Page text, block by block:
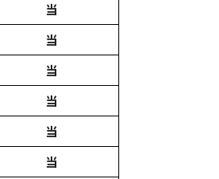
当
当
当
当
当
当